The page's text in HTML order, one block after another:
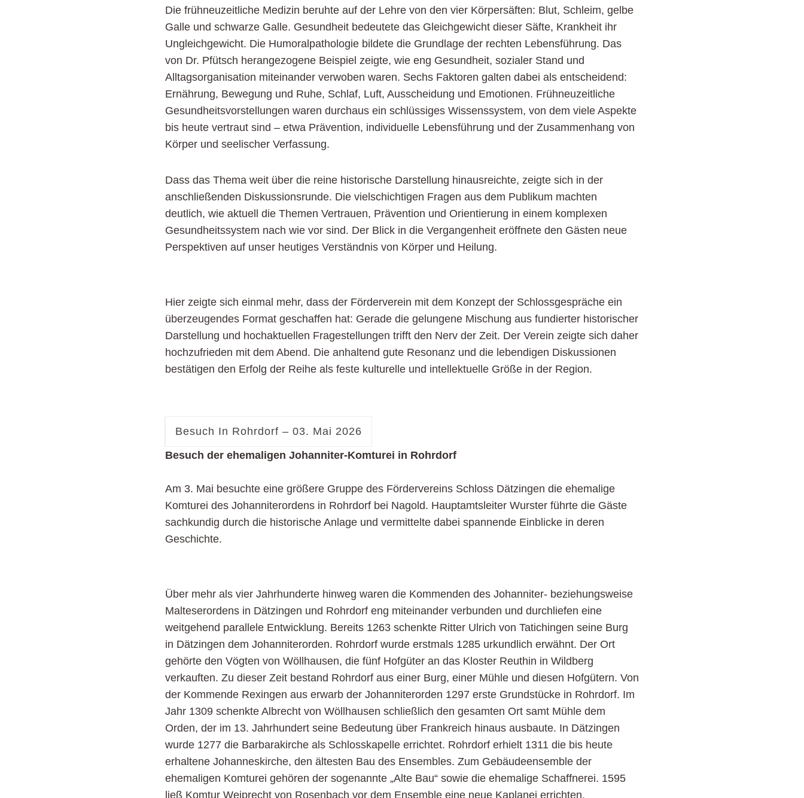
Die frühneuzeitliche Medizin beruhte auf der Lehre von den vier Körpersäften: Blut, Schleim, gelbe
Galle und schwarze Galle. Gesundheit bedeutete das Gleichgewicht dieser Säfte, Krankheit ihr
Ungleichgewicht. Die Humoralpathologie bildete die Grundlage der rechten Lebensführung. Das
von Dr. Pfütsch herangezogene Beispiel zeigte, wie eng Gesundheit, sozialer Stand und
Alltagsorganisation miteinander verwoben waren. Sechs Faktoren galten dabei als entscheidend:
Ernährung, Bewegung und Ruhe, Schlaf, Luft, Ausscheidung und Emotionen. Frühneuzeitliche
Gesundheitsvorstellungen waren durchaus ein schlüssiges Wissenssystem, von dem viele Aspekte
bis heute vertraut sind – etwa Prävention, individuelle Lebensführung und der Zusammenhang von
Körper und seelischer Verfassung.
Dass das Thema weit über die reine historische Darstellung hinausreichte, zeigte sich in der
anschließenden Diskussionsrunde. Die vielschichtigen Fragen aus dem Publikum machten
deutlich, wie aktuell die Themen Vertrauen, Prävention und Orientierung in einem komplexen
Gesundheitssystem nach wie vor sind. Der Blick in die Vergangenheit eröffnete den Gästen neue
Perspektiven auf unser heutiges Verständnis von Körper und Heilung.
Hier zeigte sich einmal mehr, dass der Förderverein mit dem Konzept der Schlossgespräche ein
überzeugendes Format geschaffen hat: Gerade die gelungene Mischung aus fundierter historischer
Darstellung und hochaktuellen Fragestellungen trifft den Nerv der Zeit. Der Verein zeigte sich daher
hochzufrieden mit dem Abend. Die anhaltend gute Resonanz und die lebendigen Diskussionen
bestätigen den Erfolg der Reihe als feste kulturelle und intellektuelle Größe in der Region.
Besuch In Rohrdorf – 03. Mai 2026
Besuch der ehemaligen Johanniter-Komturei in Rohrdorf
Am 3. Mai besuchte eine größere Gruppe des Fördervereins Schloss Dätzingen die ehemalige
Komturei des Johanniterordens in Rohrdorf bei Nagold. Hauptamtsleiter Wurster führte die Gäste
sachkundig durch die historische Anlage und vermittelte dabei spannende Einblicke in deren
Geschichte.
Über mehr als vier Jahrhunderte hinweg waren die Kommenden des Johanniter- beziehungsweise
Malteserordens in Dätzingen und Rohrdorf eng miteinander verbunden und durchliefen eine
weitgehend parallele Entwicklung. Bereits 1263 schenkte Ritter Ulrich von Tatichingen seine Burg
in Dätzingen dem Johanniterorden. Rohrdorf wurde erstmals 1285 urkundlich erwähnt. Der Ort
gehörte den Vögten von Wöllhausen, die fünf Hofgüter an das Kloster Reuthin in Wildberg
verkauften. Zu dieser Zeit bestand Rohrdorf aus einer Burg, einer Mühle und diesen Hofgütern. Von
der Kommende Rexingen aus erwarb der Johanniterorden 1297 erste Grundstücke in Rohrdorf. Im
Jahr 1309 schenkte Albrecht von Wöllhausen schließlich den gesamten Ort samt Mühle dem
Orden, der im 13. Jahrhundert seine Bedeutung über Frankreich hinaus ausbaute. In Dätzingen
wurde 1277 die Barbarakirche als Schlosskapelle errichtet. Rohrdorf erhielt 1311 die bis heute
erhaltene Johanneskirche, den ältesten Bau des Ensembles. Zum Gebäudeensemble der
ehemaligen Komturei gehören der sogenannte „Alte Bau“ sowie die ehemalige Schaffnerei. 1595
ließ Komtur Weiprecht von Rosenbach vor dem Ensemble eine neue Kaplanei errichten.